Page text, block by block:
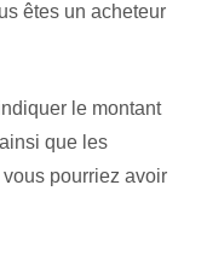
êtes un acheteur
le montant
que les
pourriez avoir